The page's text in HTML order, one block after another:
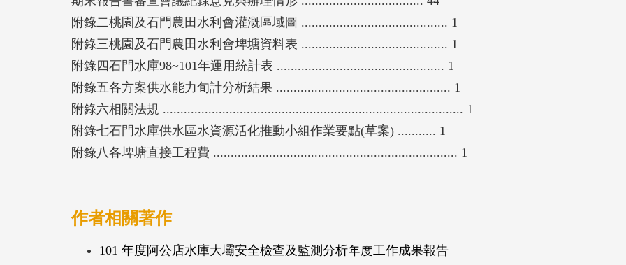
附錄二桃園及石門農田水利會灌溉區域圖 .......................................... 1
附錄三桃園及石門農田水利會埤塘資料表 .......................................... 1
附錄四石門水庫98~101年運用統計表 ................................................ 1
附錄五各方案供水能力旬計分析結果 .................................................. 1
附錄六相關法規 ...................................................................................... 1
附錄七石門水庫供水區水資源活化推動小組作業要點(草案) ........... 1
附錄八各埤塘直接工程費 ...................................................................... 1
作者相關著作
101 年度阿公店水庫大壩安全檢查及監測分析年度工作成果報告